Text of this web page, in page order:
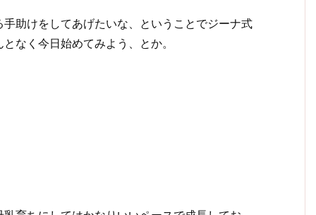
助けをしてあげたいな、ということでジーナ式
なく今日始めてみよう、とか。